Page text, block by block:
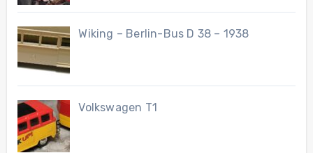
Wiking – Berlin-Bus D 38 – 1938
Volkswagen T1